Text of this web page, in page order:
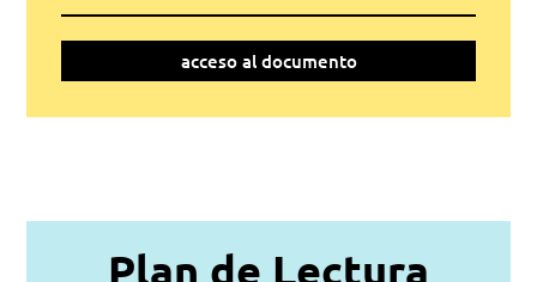
acceso al documento
Plan de Lectura